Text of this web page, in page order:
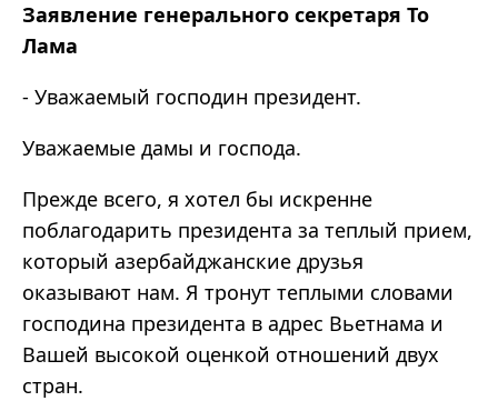
Заявление генерального секретаря То
Лама
- Уважаемый господин президент.
Уважаемые дамы и господа.
Прежде всего, я хотел бы искренне
поблагодарить президента за теплый прием,
который азербайджанские друзья
оказывают нам. Я тронут теплыми словами
господина президента в адрес Вьетнама и
Вашей высокой оценкой отношений двух
стран.